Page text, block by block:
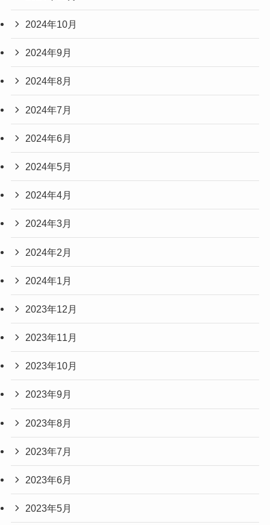
2024年10月
2024年9月
2024年8月
2024年7月
2024年6月
2024年5月
2024年4月
2024年3月
2024年2月
2024年1月
2023年12月
2023年11月
2023年10月
2023年9月
2023年8月
2023年7月
2023年6月
2023年5月